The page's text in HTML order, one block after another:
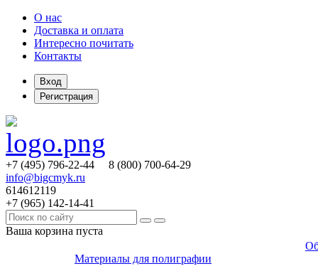
О нас
Доставка и оплата
Интересно почитать
Контакты
Вход
Регистрация
+7 (495) 796-22-44 8 (800) 700-64-29
info@bigcmyk.ru
614612119
+7 (965) 142-14-41
Ваша корзина пуста
Материалы для полиграфии